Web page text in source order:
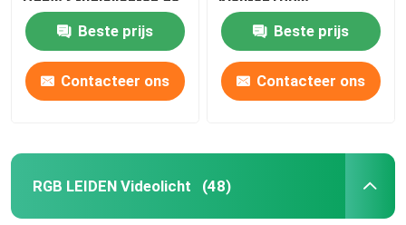
Navulbare LEIDEN Buislicht
RGB LEIDEN Buislicht
18 duim geleid ringslicht
Fotografielichten voor
FilmakerBeste prijs
Contacteer ons
Photoshoot Verlichting
het Licht
Fotografiestudio
Beste prijs
Contacteer ons
RGB LEIDEN Videolicht (48)